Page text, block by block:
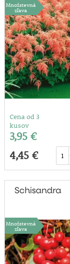
Množstevná
zľava
Cena od 3
kusov
3,95 €
4,45 €
Schisandra
Množstevná
zľava